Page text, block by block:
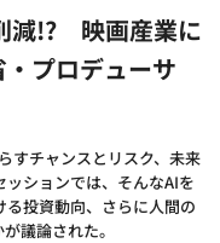
減!? 映画産業に
プロデューサ
すチャンスとリスク、未来
ションでは、そんなAIを
投資動向、さらに人間の
議論された。